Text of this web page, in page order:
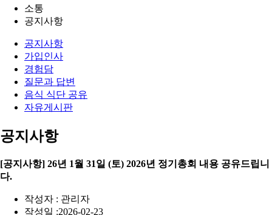
소통
공지사항
공지사항
가입인사
경험담
질문과 답변
음식 식단 공유
자유게시판
공지사항
[공지사항] 26년 1월 31일 (토) 2026년 정기총회 내용 공유드립니
다.
작성자 : 관리자
작성일 :2026-02-23